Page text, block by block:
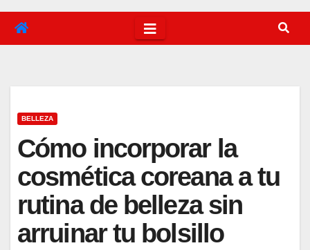
BELLEZA
Cómo incorporar la
cosmética coreana a tu
rutina de belleza sin
arruinar tu bolsillo